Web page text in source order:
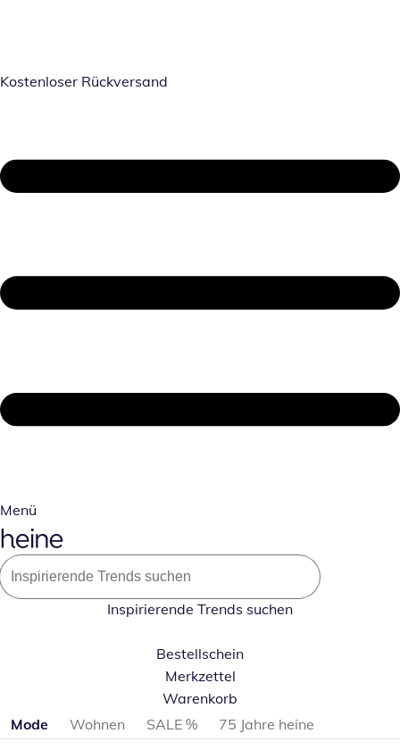
Kostenloser Rückversand
Menü
Inspirierende Trends suchen
Bestellschein
Merkzettel
Warenkorb
Produktkategorien überspringen
Mode Wohnen SALE %
75 Jahre heine